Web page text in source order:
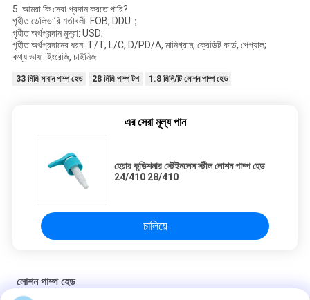
5. আমরা কি সেবা প্রদান করতে পারি?
গৃহীত ডেলিভারি শর্তাবলী: FOB, DDU；
গৃহীত অর্থপ্রদান মুদ্রা: USD;
গৃহীত অর্থপ্রদানের ধরন: T/T, L/C, D/PD/A, মানিগ্রাম, ক্রেডিট কার্ড, পেপ্যাল;
কথ্য ভাষা: ইংরেজি, চাইনিজ
33 মিমি সাবান পাম্প হেড 28 মিমি পাম্প টপ 1.8 মিলি/টি ​​লোশন পাম্প হেড
এর সেরা মূল্য পান
হেয়ার কন্ডিশনার স্টেইনলেস স্টীল লোশন পাম্প হেড
24/410 28/410
চালিয়ে
লোশন পাম্প হেড